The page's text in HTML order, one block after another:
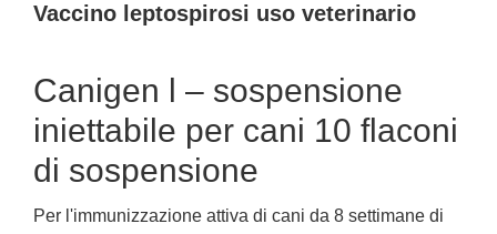
online
Vaccino leptospirosi uso veterinario
Canigen l – sospensione
iniettabile per cani 10 flaconi
di sospensione
Per l'immunizzazione attiva di cani da 8 settimane di